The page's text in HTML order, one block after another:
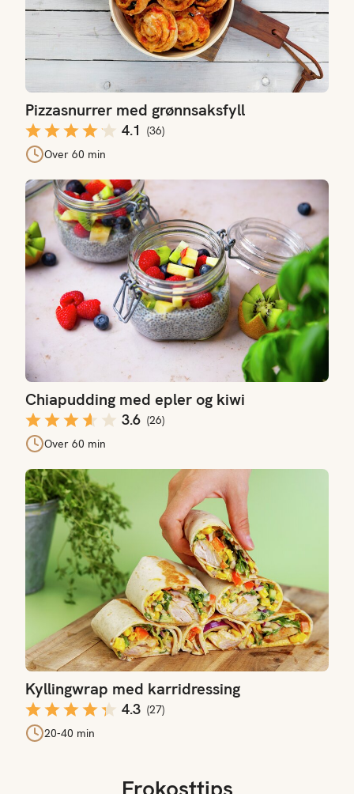
Pizzasnurrer med grønnsaksfyll
4.1 (36)
Over 60 min
Chiapudding med epler og kiwi
3.6 (26)
Over 60 min
Chiapudding med epler og kiwi
Kyllingwrap med karridressing
4.3 (27)
20-40 min
Kyllingwrap med karridressing
Frokosttips